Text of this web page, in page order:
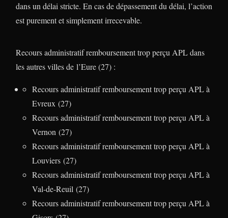
dans un délai stricte. En cas de dépassement du délai, l’action
est purement et simplement irrecevable.
Recours administratif remboursement trop perçu APL dans
les autres villes de l’Eure (27) :
Recours administratif remboursement trop perçu APL à
Evreux (27)
Recours administratif remboursement trop perçu APL à
Vernon (27)
Recours administratif remboursement trop perçu APL à
Louviers (27)
Recours administratif remboursement trop perçu APL à
Val-de-Reuil (27)
Recours administratif remboursement trop perçu APL à